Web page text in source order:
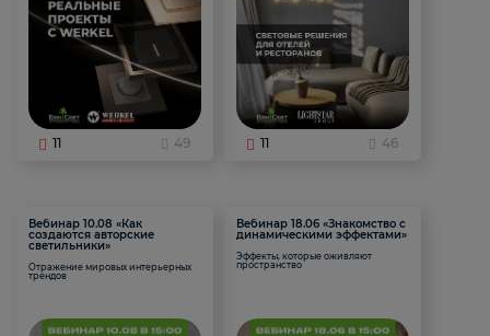
11 49 11 46
Вебинар 10.08 «Как
создаются авторские
светильники»
Отражение мировых интерьерных
трендов
Вебинар 18.06 «Знакомство с
динамическими эффектами»
Эффекты, которые оживляют
пространство